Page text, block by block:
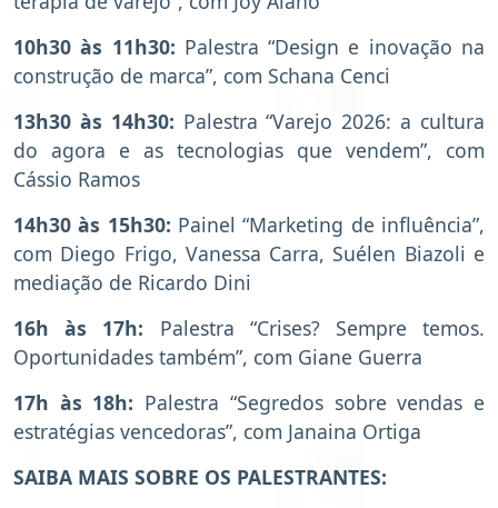
10h30 às 11h30: Palestra “Design e inovação na
construção de marca”, com Schana Cenci
13h30 às 14h30: Palestra “Varejo 2026: a cultura
do agora e as tecnologias que vendem”, com
Cássio Ramos
14h30 às 15h30: Painel “Marketing de influência”,
com Diego Frigo, Vanessa Carra, Suélen Biazoli e
mediação de Ricardo Dini
16h às 17h: Palestra “Crises? Sempre temos.
Oportunidades também”, com Giane Guerra
17h às 18h: Palestra “Segredos sobre vendas e
estratégias vencedoras”, com Janaina Ortiga
SAIBA MAIS SOBRE OS PALESTRANTES: